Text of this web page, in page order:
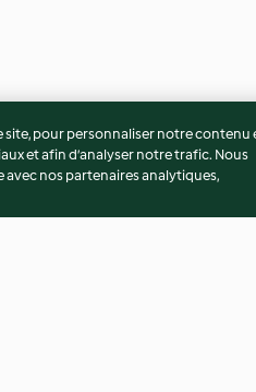
pour personnaliser notre contenu
et afin d’analyser notre trafic. Nous
nos partenaires analytiques,